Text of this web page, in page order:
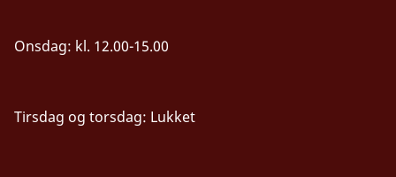
Onsdag: kl. 12.00-15.00
Tirsdag og torsdag: Lukket